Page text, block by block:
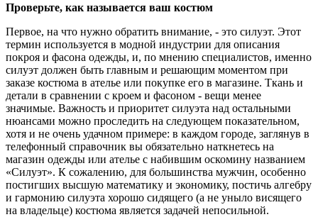
Проверьте, как называется ваш костюм
Первое, на что нужно обратить внимание, - это силуэт. Этот
термин используется в модной индустрии для описания
покроя и фасона одежды, и, по мнению специалистов, именно
силуэт должен быть главным и решающим моментом при
заказе костюма в ателье или покупке его в магазине. Ткань и
детали в сравнении с кроем и фасоном - вещи менее
значимые. Важность и приоритет силуэта над остальными
нюансами можно проследить на следующем показательном,
хотя и не очень удачном примере: в каждом городе, заглянув в
телефонный справочник вы обязательно наткнетесь на
магазин одежды или ателье с набившим оскомину названием
«Силуэт». К сожалению, для большинства мужчин, особенно
постигших высшую математику и экономику, постичь алгебру
и гармонию силуэта хорошо сидящего (а не уныло висящего
на владельце) костюма является задачей непосильной.